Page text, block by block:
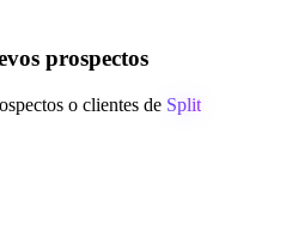
prospectos
o clientes de Split